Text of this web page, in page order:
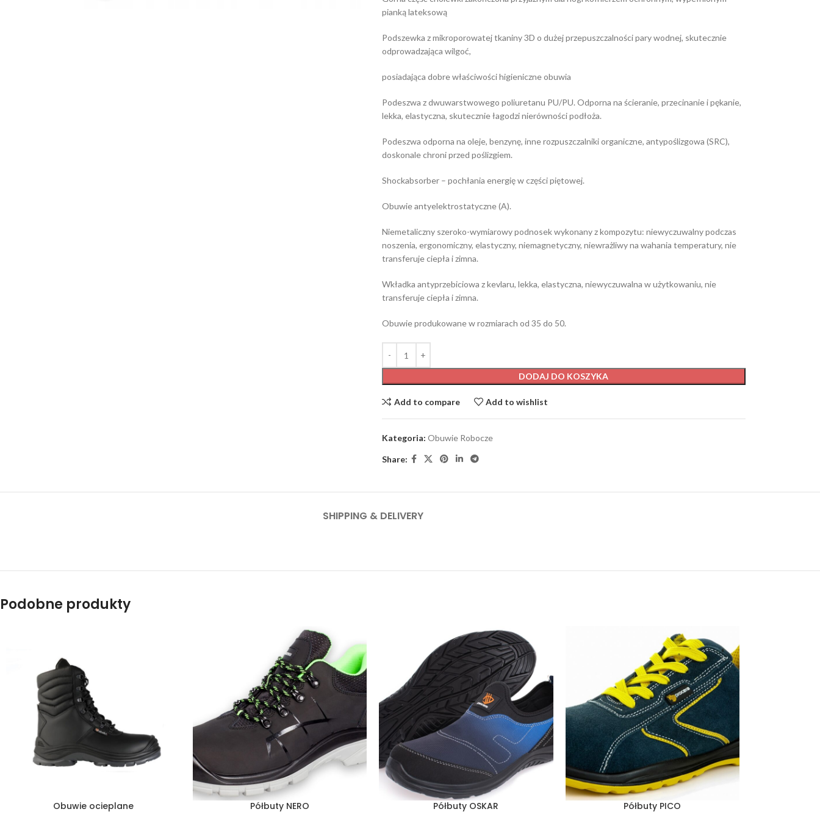
pianką lateksową
Podszewka z mikroporowatej tkaniny 3D o dużej przepuszczalności pary wodnej, skutecznie
odprowadzająca wilgoć,
posiadająca dobre właściwości higieniczne obuwia
Podeszwa z dwuwarstwowego poliuretanu PU/PU. Odporna na ścieranie, przecinanie i pękanie,
lekka, elastyczna, skutecznie łagodzi nierówności podłoża.
Podeszwa odporna na oleje, benzynę, inne rozpuszczalniki organiczne, antypoślizgowa (SRC),
doskonale chroni przed poślizgiem.
Shockabsorber – pochłania energię w części piętowej.
Obuwie antyelektrostatyczne (A).
Niemetaliczny szeroko-wymiarowy podnosek wykonany z kompozytu: niewyczuwalny podczas
noszenia, ergonomiczny, elastyczny, niemagnetyczny, niewrażliwy na wahania temperatury, nie
transferuje ciepła i zimna.
Wkładka antyprzebiciowa z kevlaru, lekka, elastyczna, niewyczuwalna w użytkowaniu, nie
transferuje ciepła i zimna.
Obuwie produkowane w rozmiarach od 35 do 50.
DODAJ DO KOSZYKA
Add to compare Add to wishlist
Kategoria: Obuwie Robocze
Share:
SHIPPING & DELIVERY
Podobne produkty
Obuwie ocieplane Półbuty NERO Półbuty OSKAR Półbuty PICO